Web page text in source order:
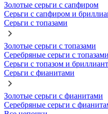
Золотые серьги с сапфиром
Серьги с сапфиром и
Серьги с топазами
Золотые серьги с топазами
Серебряные серьги с топазами
Серьги с топазом и
Серьги с фианитами
Золотые серьги с фианитами
Серебряные серьги с